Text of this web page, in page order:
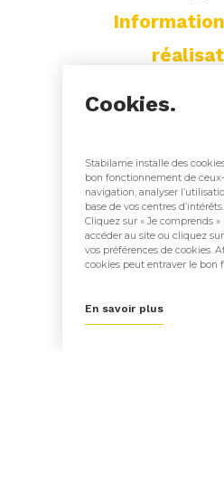
Cookies.
Stabilame installe des
bon fonctionnement de
navigation, analyser
base de vos centres d’intérêts.
Cliquez sur « Je comprends
accéder au site ou cliquez
vos préférences de cookies.
cookies peut entraver le bon
En savoir plus
Fabrication et
:Stabilame
Architecte(s) :
Momentanée
Système